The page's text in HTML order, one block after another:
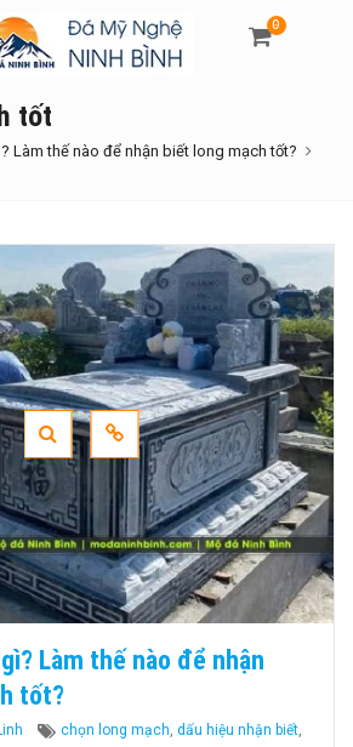
0
tốt
Làm thế nào để nhận biết long mạch tốt?
Làm thế nào để nhận
tốt?
Tags
chọn long mạch, dấu hiệu nhận biết,